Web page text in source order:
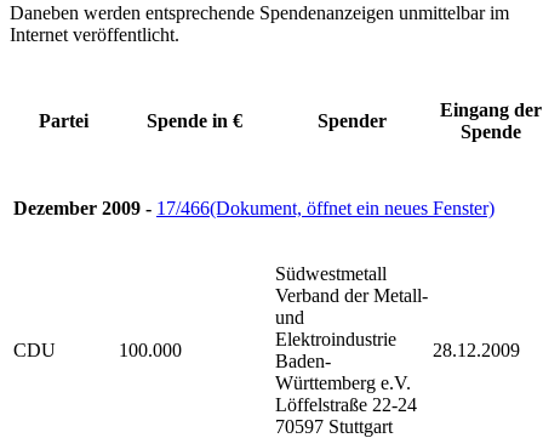
Daneben werden entsprechende Spendenanzeigen unmittelbar im
Internet veröffentlicht.
Partei Spende in € Spender
Eingang der
Spende
Dezember 2009 - 17/466(Dokument, öffnet ein neues Fenster)
CDU 100.000
Südwestmetall
Verband der Metall-
und
Elektroindustrie
Baden-
Württemberg e.V.
Löffelstraße 22-24
70597 Stuttgart
28.12.2009